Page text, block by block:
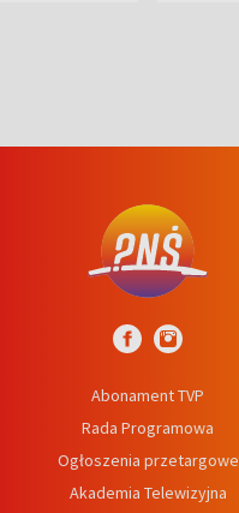
Abonament TVP
Rada Programowa
Ogłoszenia przetargowe
Akademia Telewizyjna